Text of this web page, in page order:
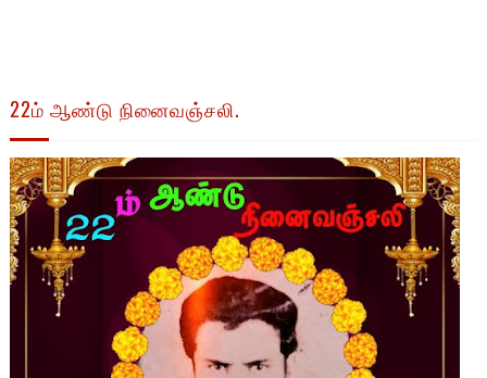
22ம் ஆண்டு நினைவஞ்சலி.